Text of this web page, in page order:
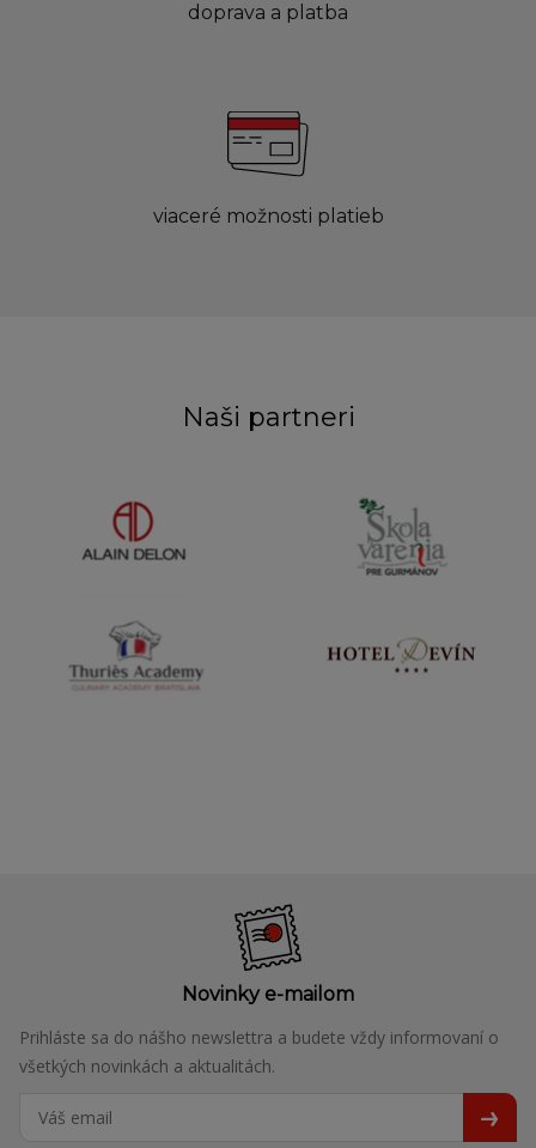
doprava a platba
viaceré možnosti platieb
Naši partneri
Novinky e-mailom
Prihláste sa do nášho newslettra a budete vždy informovaní o
všetkých novinkách a aktualitách.